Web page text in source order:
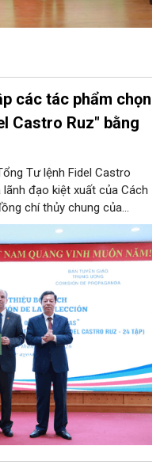
các tác phẩm chọn
Castro Ruz" bằng
Tư lệnh Fidel Castro
đạo kiệt xuất của Cách
chí thủy chung của
chiều 5/8, tại Hà Nội,
phối hợp với Ban Tuyên
bộ sách “Tuyển tập các
Fidel Castro Ruz” gồm 24